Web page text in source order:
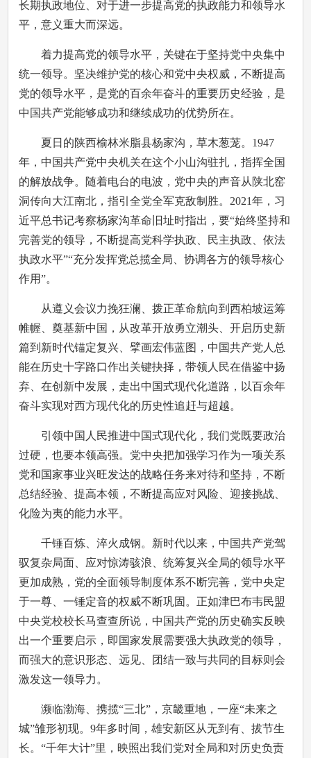
长期执政地位、对于进一步提高党的执政能力和领导水
平，意义重大而深远。
着力提高党的领导水平，关键在于坚持党中央集中
统一领导。坚决维护党的核心和党中央权威，不断提高
党的领导水平，是党的百余年奋斗的重要历史经验，是
中国共产党能够成功和继续成功的优势所在。
夏日的陕西榆林米脂县杨家沟，草木葱茏。1947
年，中国共产党中央机关在这个小山沟驻扎，指挥全国
的解放战争。随着电台的电波，党中央的声音从陕北窑
洞传向大江南北，指引全党全军克敌制胜。2021年，习
近平总书记考察杨家沟革命旧址时指出，要“始终坚持和
完善党的领导，不断提高党科学执政、民主执政、依法
执政水平”“充分发挥党总揽全局、协调各方的领导核心
作用”。
从遵义会议力挽狂澜、拨正革命航向到西柏坡运筹
帷幄、奠基新中国，从改革开放勇立潮头、开启历史新
篇到新时代锚定复兴、擘画宏伟蓝图，中国共产党人总
能在历史十字路口作出关键抉择，带领人民在借鉴中扬
弃、在创新中发展，走出中国式现代化道路，以百余年
奋斗实现对西方现代化的历史性追赶与超越。
引领中国人民推进中国式现代化，我们党既要政治
过硬，也要本领高强。党中央把加强学习作为一项关系
党和国家事业兴旺发达的战略任务来对待和坚持，不断
总结经验、提高本领，不断提高应对风险、迎接挑战、
化险为夷的能力水平。
千锤百炼、淬火成钢。新时代以来，中国共产党驾
驭复杂局面、应对惊涛骇浪、统筹复兴全局的领导水平
更加成熟，党的全面领导制度体系不断完善，党中央定
于一尊、一锤定音的权威不断巩固。正如津巴布韦民盟
中央党校校长马查查所说，中国共产党的历史确实反映
出一个重要启示，即国家发展需要强大执政党的领导，
而强大的意识形态、远见、团结一致与共同的目标则会
激发这一领导力。
濒临渤海、携揽“三北”，京畿重地，一座“未来之
城”雏形初现。9年多时间，雄安新区从无到有、拔节生
长。“千年大计”里，映照出我们党对全局和对历史负责